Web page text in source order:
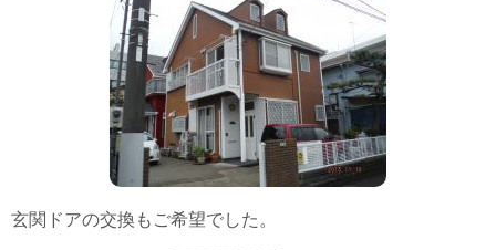
新築住宅
玄関ドアの交換もご希望でした。